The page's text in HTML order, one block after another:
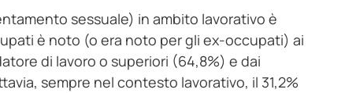
sessuale) in ambito lavorativo è
è noto (o era noto per gli ex-occupati) ai
di lavoro o superiori (64,8%) e dai
sempre nel contesto lavorativo, il 31,2%